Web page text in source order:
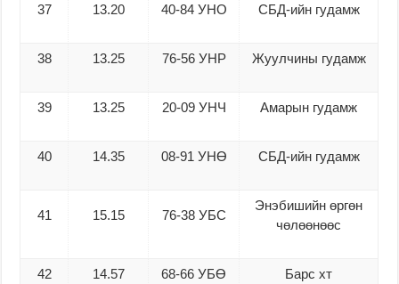
37 13.20 40-84 УНО СБД-ийн гудамж
38 13.25 76-56 УНР Жуулчины гудамж
39 13.25 20-09 УНЧ Амарын гудамж
40 14.35 08-91 УНӨ СБД-ийн гудамж
41 15.15 76-38 УБС
Энэбишийн өргөн
чөлөөнөөс
42 14.57 68-66 УБӨ Барс хт